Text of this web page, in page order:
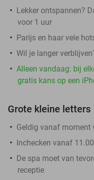
Lekker ontspannen?
voor 1 uur
Parijs en haar vele
Wil je langer
Alleen vandaag: bij
gratis kans op een
Grote kleine letters
Geldig vanaf moment
Inchecken vanaf
De spa moet van
receptie